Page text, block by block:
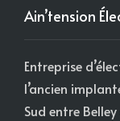
Ain’tension
Entreprise
l’ancien
Sud entre